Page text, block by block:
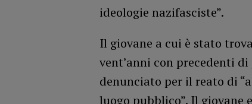
ideologie nazifasciste”.
Il giovane a cui è stato
vent’anni con precedenti
denunciato per il reato di
luogo pubblico”. Il